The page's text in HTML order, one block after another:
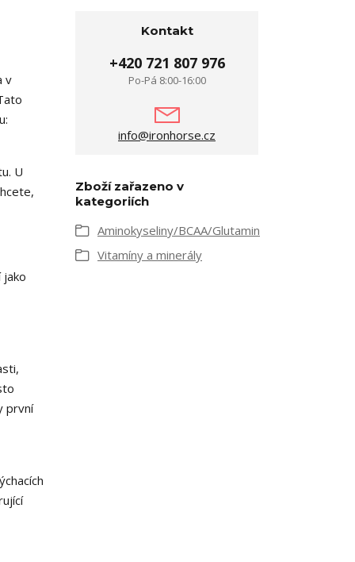
v
U
jako
první
Kontakt
+420 721 807 976
Po-Pá 8:00-16:00
info@ironhorse.cz
Zboží zařazeno v
kategoriích
Aminokyseliny/BCAA/Glutamin
Vitamíny a minerály